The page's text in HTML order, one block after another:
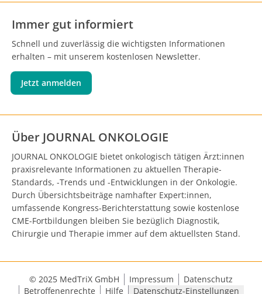
Immer gut informiert
Schnell und zuverlässig die wichtigsten Informationen
erhalten – mit unserem kostenlosen Newsletter.
Jetzt anmelden
Über JOURNAL ONKOLOGIE
JOURNAL ONKOLOGIE bietet onkologisch tätigen Ärzt:innen
praxisrelevante Informationen zu aktuellen Therapie-
Standards, -Trends und -Entwicklungen in der Onkologie.
Durch Übersichtsbeiträge namhafter Expert:innen,
umfassende Kongress-Berichterstattung sowie kostenlose
CME-Fortbildungen bleiben Sie bezüglich Diagnostik,
Chirurgie und Therapie immer auf dem aktuellsten Stand.
© 2025 MedTriX GmbH Impressum
Datenschutz
Betroffenenrechte
Hilfe Datenschutz-Einstellungen